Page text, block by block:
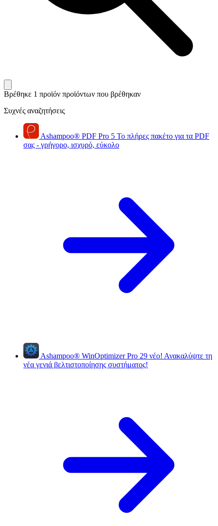
Βρέθηκε 1 προϊόν προϊόντων που βρέθηκαν
Συχνές αναζητήσεις
Ashampoo® PDF Pro 5 Το πλήρες πακέτο για τα PDF
σας - γρήγορο, ισχυρό, εύκολο
Ashampoo® WinOptimizer Pro 29 νέο! Ανακαλύψτε τη
νέα γενιά βελτιστοποίησης συστήματος!